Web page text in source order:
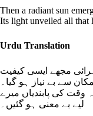
Then a radiant sun
Its light unveiled all that
Urdu Translation
مجھے ایسی کیفیت
سے بے نیاز ہو گیا۔
وقت کی پابندیاں میرے
لیے بے معنی ہو گئیں۔